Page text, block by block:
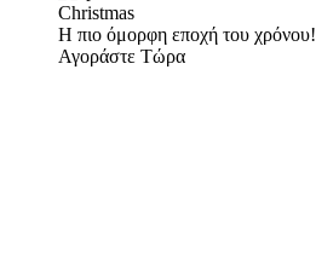
Christmas
Η πιο όμορφη εποχή του χρόνου!
Αγοράστε Τώρα